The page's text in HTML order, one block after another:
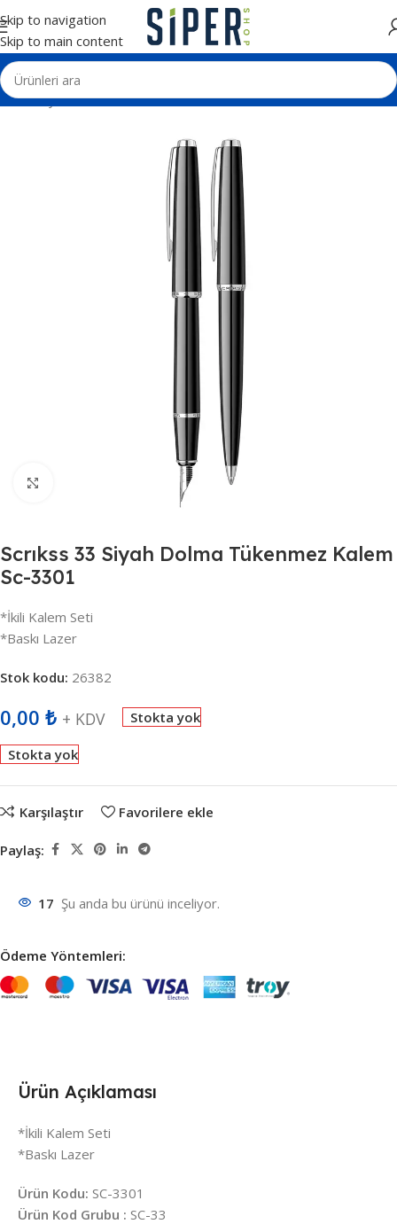
Skip to navigation
Skip to main content
Ana Sayfa Kalemler Scrikss Kalemler
Büyütmek için tıklayın
Scrıkss 33 Siyah Dolma Tükenmez Kalem
Sc-3301
*İkili Kalem Seti
*Baskı Lazer
Stok kodu: 26382
0,00 ₺ + KDV Stokta yok
Stokta yok
Karşılaştır Favorilere ekle
Paylaş:
17 Şu anda bu ürünü inceliyor.
Ödeme Yöntemleri:
Ürün Açıklaması
*İkili Kalem Seti
*Baskı Lazer
Ürün Kodu: SC-3301
Ürün Kod Grubu : SC-33